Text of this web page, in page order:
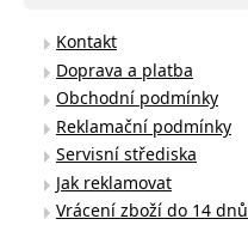
Kontakt
Doprava a platba
Obchodní podmínky
Reklamační podmínky
Servisní střediska
Jak reklamovat
Vrácení zboží do 14 dnů